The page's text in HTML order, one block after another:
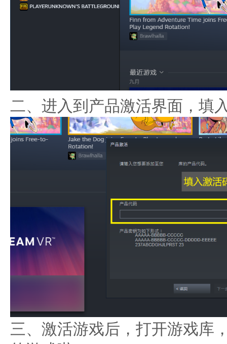
二、进入到产品激活界面，填
三、激活游戏后，打开游戏库